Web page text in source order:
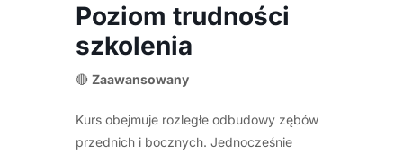
Poziom trudności
szkolenia
🔴 Zaawansowany
Kurs obejmuje rozległe odbudowy zębów
przednich i bocznych. Jednocześnie